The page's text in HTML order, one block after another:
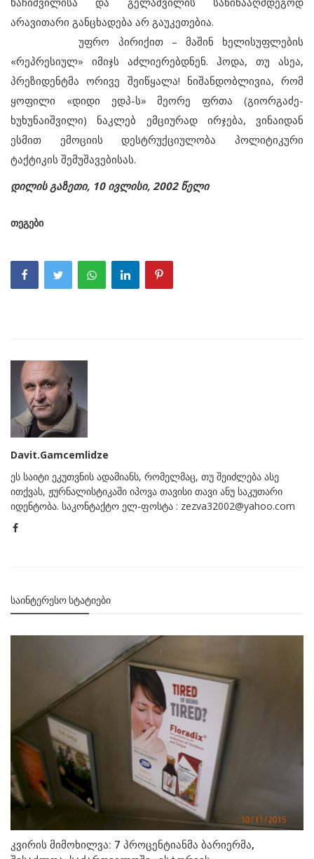
არავითარი განცხადება არ გაუკეთებია.
უფრო პირიქით – მაშინ ხელისუფლების
«რეპრესიულ» იმიჯს აძლიერებდნენ. ჰოდა, თუ ასეა,
პრეზიდენტმა ორივე შეიწყალა! ნიშანდობლივია, რომ
ყოფილი «დიდი ედპ-ს» მეორე ფრთა (გიორგაძე-
ხუხუნაიშვილი) ნაკლებ ემციურად ირჯება, ვინაიდან
ესმით ემოციის დესტრუქციულობა პოლიტიკური
ტაქტიკის შემუშავებისას.
დილის გაზეთი, 10 ივლისი, 2002 წელი
თეგები
Davit.Gamcemlidze
ეს საიტი ეკუთვნის ადამიანს, რომელმაც, თუ შეიძლება ასე
ითქვას, ჟურნალისტიკაში იპოვა თავისი თავი ანუ საკუთარი
იდენტობა. საკონტაქტო ელ-ფოსტა : zezva32002@yahoo.com
ᲡᲐᲘᲜᲢᲔᲠᲔᲡᲝ ᲡᲢᲐᲢᲘᲔᲑᲘ
კვირის მიმოხილვა: 7 პროცენტიანმა ბარიერმა,